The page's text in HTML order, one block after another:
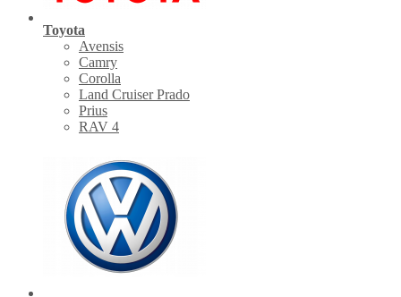
Toyota
Avensis
Camry
Corolla
Land Cruiser Prado
Prius
RAV 4